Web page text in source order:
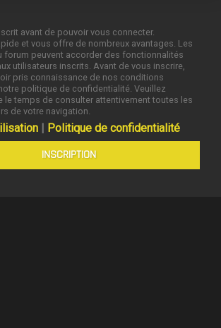
avant de pouvoir vous connecter.
et vous offre de nombreux avantages. Les
forum peuvent accorder des fonctionnalités
utilisateurs inscrits. Avant de vous inscrire,
pris connaissance de nos conditions
politique de confidentialité. Veuillez
le temps de consulter attentivement toutes les
de votre navigation.
| Politique de confidentialité
INSCRIPTION